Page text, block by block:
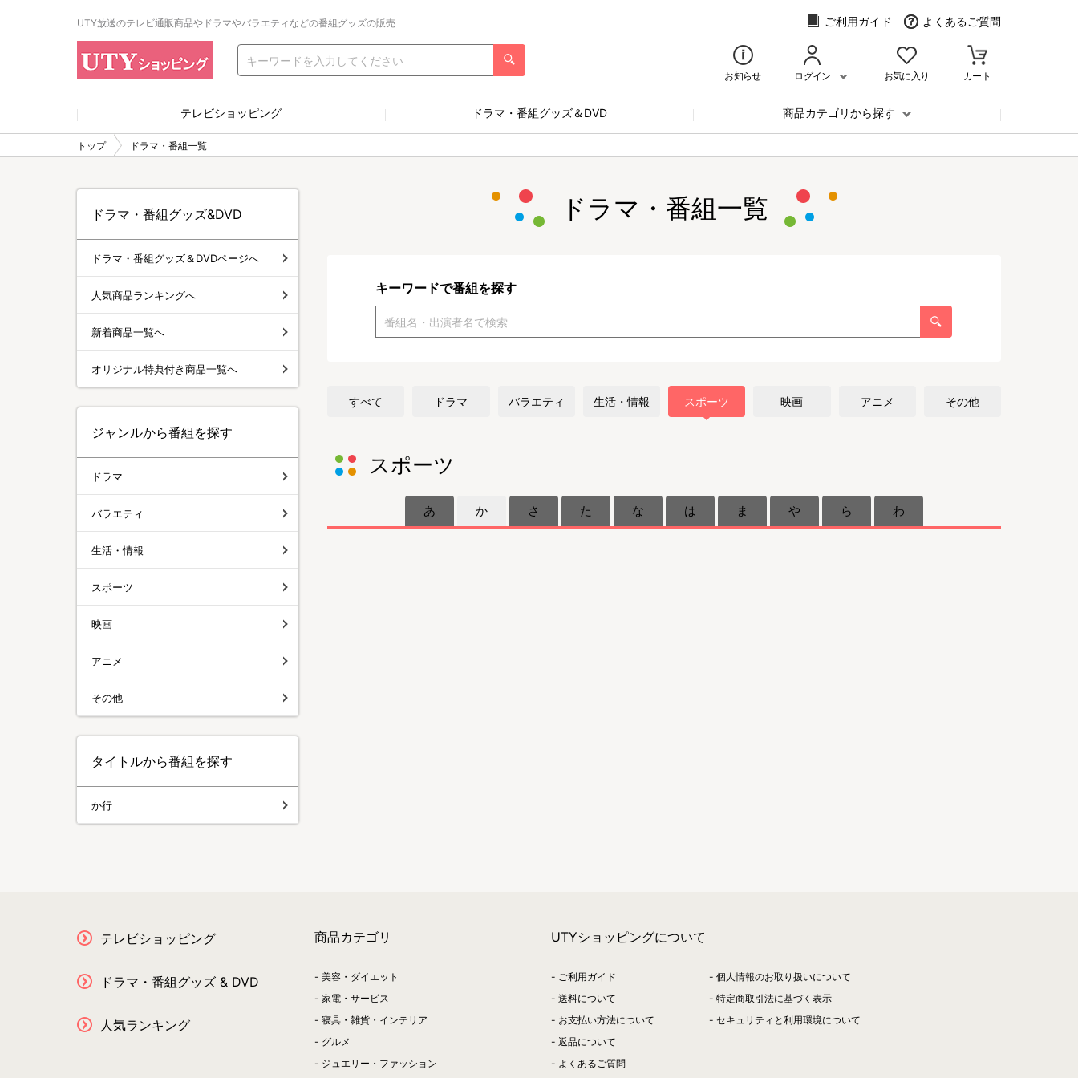
UTY放送のテレビ通販商品やドラマやバラエティなどの番組グッズの販売 ご利用ガイド よくあるご質問
お知らせ ログイン お気に入り カート
テレビショッピング ドラマ・番組グッズ＆DVD 商品カテゴリから探す
トップ ドラマ・番組一覧
ドラマ・番組一覧
キーワードで番組を探す
すべて ドラマ バラエティ 生活・情報 スポーツ 映画 アニメ その他
スポーツ
あ か さ た な は ま や ら わ
ドラマ・番組グッズ&DVD
ドラマ・番組グッズ＆DVDページへ
人気商品ランキングへ
新着商品一覧へ
オリジナル特典付き商品一覧へ
ジャンルから番組を探す
ドラマ
バラエティ
生活・情報
スポーツ
映画
アニメ
その他
タイトルから番組を探す
か行
テレビショッピング
ドラマ・番組グッズ & DVD
人気ランキング
商品カテゴリ
美容・ダイエット
家電・サービス
寝具・雑貨・インテリア
グルメ
ジュエリー・ファッション
UTYショッピングについて
ご利用ガイド
送料について
お支払い方法について
返品について
よくあるご質問
個人情報のお取り扱いについて
特定商取引法に基づく表示
セキュリティと利用環境について